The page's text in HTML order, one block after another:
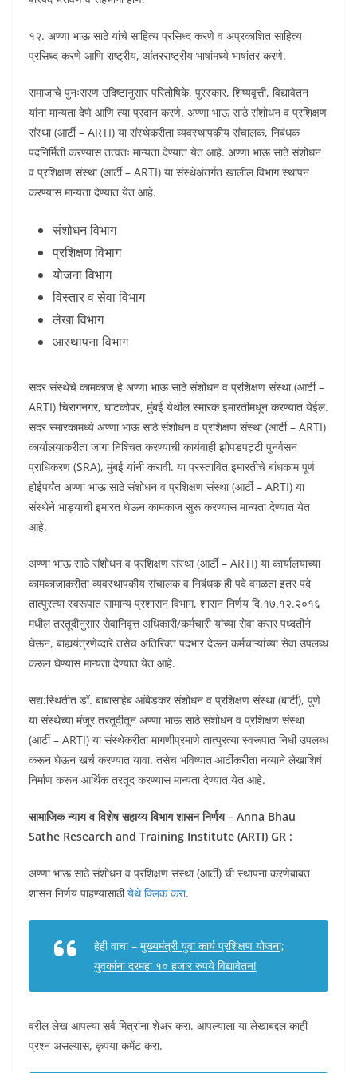
१२. अण्णा भाऊ साठे यांचे साहित्य प्रसिध्द करणे व अप्रकाशित साहित्य
प्रसिध्द करणे आणि राष्ट्रीय, आंतरराष्ट्रीय भाषांमध्ये भाषांतर करणे.
समाजाचे पुनःसरण उदिष्टानुसार परितोषिके, पुरस्कार, शिष्यवृत्ती, विद्यावेतन
यांना मान्यता देणे आणि त्या प्रदान करणे. अण्णा भाऊ साठे संशोधन व प्रशिक्षण
संस्था (आर्टी – ARTI) या संस्थेकरीता व्यवस्थापकीय संचालक, निबंधक
पदनिर्मिती करण्यास तत्वतः मान्यता देण्यात येत आहे. अण्णा भाऊ साठे संशोधन
व प्रशिक्षण संस्था (आर्टी – ARTI) या संस्थेअंतर्गत खालील विभाग स्थापन
करण्यास मान्यता देण्यात येत आहे.
संशोधन विभाग
प्रशिक्षण विभाग
योजना विभाग
विस्तार व सेवा विभाग
लेखा विभाग
आस्थापना विभाग
सदर संस्थेचे कामकाज हे अण्णा भाऊ साठे संशोधन व प्रशिक्षण संस्था (आर्टी –
ARTI) चिरागनगर, घाटकोपर, मुंबई येथील स्मारक इमारतीमधून करण्यात येईल.
सदर स्मारकामध्ये अण्णा भाऊ साठे संशोधन व प्रशिक्षण संस्था (आर्टी – ARTI)
कार्यालयाकरीता जागा निश्चित करण्याची कार्यवाही झोपडपट्टी पुनर्वसन
प्राधिकरण (SRA), मुंबई यांनी करावी. या प्रस्तावित इमारतीचे बांधकाम पूर्ण
होईपर्यंत अण्णा भाऊ साठे संशोधन व प्रशिक्षण संस्था (आर्टी – ARTI) या
संस्थेने भाड्याची इमारत घेऊन कामकाज सुरू करण्यास मान्यता देण्यात येत
आहे.
अण्णा भाऊ साठे संशोधन व प्रशिक्षण संस्था (आर्टी – ARTI) या कार्यालयाच्या
कामकाजाकरीता व्यवस्थापकीय संचालक व निबंधक ही पदे वगळता इतर पदे
तात्पुरत्या स्वरूपात सामान्य प्रशासन विभाग, शासन निर्णय दि.१७.१२.२०१६
मधील तरतूदीनुसार सेवानिवृत्त अधिकारी/कर्मचारी यांच्या सेवा करार पध्दतीने
घेऊन, बाह्ययंत्रणेव्दारे तसेच अतिरिक्त पदभार देऊन कर्मचाऱ्यांच्या सेवा उपलब्ध
करून घेण्यास मान्यता देण्यात येत आहे.
सद्य:स्थितीत डॉ. बाबासाहेब आंबेडकर संशोधन व प्रशिक्षण संस्था (बार्टी), पुणे
या संस्थेच्या मंजूर तरतूदीतून अण्णा भाऊ साठे संशोधन व प्रशिक्षण संस्था
(आर्टी – ARTI) या संस्थेकरीता मागणीप्रमाणे तात्पुरत्या स्वरूपात निधी उपलब्ध
करून घेऊन खर्च करण्यात यावा. तसेच भविष्यात आर्टीकरीता नव्याने लेखाशिर्ष
निर्माण करून आर्थिक तरतूद करण्यास मान्यता देण्यात येत आहे.
सामाजिक न्‍याय व विशेष सहाय्य विभाग शासन निर्णय – Anna Bhau
Sathe Research and Training Institute (ARTI) GR :
अण्णा भाऊ साठे संशोधन व प्रशिक्षण संस्था (आर्टी) ची स्थापना करणेबाबत
शासन निर्णय पाहण्यासाठीयेथे क्लिक करा.
हेही वाचा – मुख्यमंत्री युवा कार्य प्रशिक्षण योजना;
युवकांना दरमहा १० हजार रुपये विद्यावेतन!
वरील लेख आपल्या सर्व मित्रांना शेअर करा. आपल्याला या लेखाबद्दल काही
प्रश्न असल्यास, कृपया कमेंट करा.